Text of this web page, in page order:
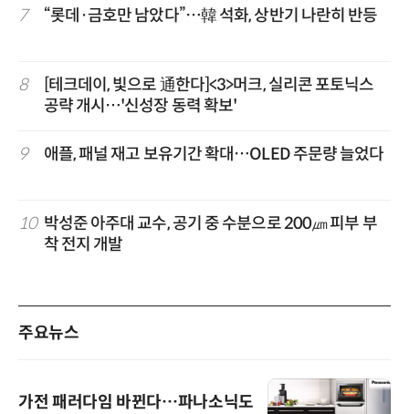
7 “롯데·금호만 남았다”…韓 석화, 상반기 나란히 반등
8
[테크데이, 빛으로 通한다]<3>머크, 실리콘 포토닉스
공략 개시…'신성장 동력 확보'
9 애플, 패널 재고 보유기간 확대…OLED 주문량 늘었다
10 박성준 아주대 교수, 공기 중 수분으로 200㎛ 피부 부
착 전지 개발
주요뉴스
가전 패러다임 바뀐다…파나소닉도